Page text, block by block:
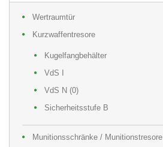
Wertraumtür
Kurzwaffentresore
Kugelfangbehälter
VdS I
VdS N (0)
Sicherheitsstufe B
Munitionsschränke / Munitionstresore